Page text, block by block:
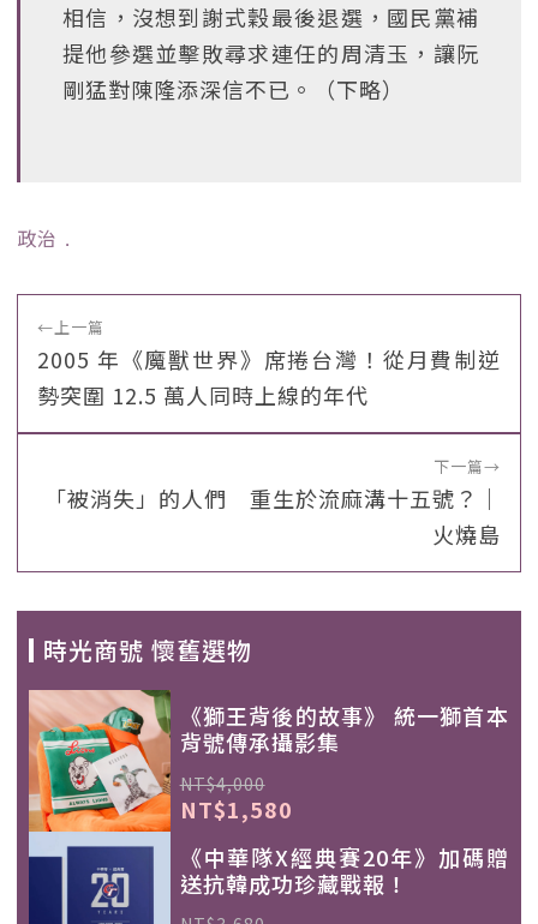
相信，沒想到謝式穀最後退選，國民黨補
提他參選並擊敗尋求連任的周清玉，讓阮
剛猛對陳隆添深信不已。（下略）
政治 ﹒
←上一篇
2005 年《魔獸世界》席捲台灣！從月費制逆
勢突圍 12.5 萬人同時上線的年代
下一篇→
「被消失」的人們 重生於流麻溝十五號？｜
火燒島
時光商號 懷舊選物
《獅王背後的故事》 統一獅首本
背號傳承攝影集
NT$4,000
NT$1,580
《中華隊X經典賽20年》加碼贈
送抗韓成功珍藏戰報！